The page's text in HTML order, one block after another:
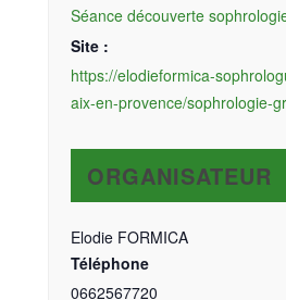
Séance découverte
Site :
https://elodieformica-
aix-en-provence/sophrologie-
ORGANISATEUR
Elodie FORMICA
Téléphone
0662567720